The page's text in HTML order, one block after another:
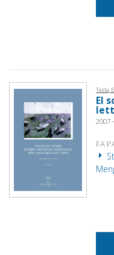
Testa,
El
2007
FA